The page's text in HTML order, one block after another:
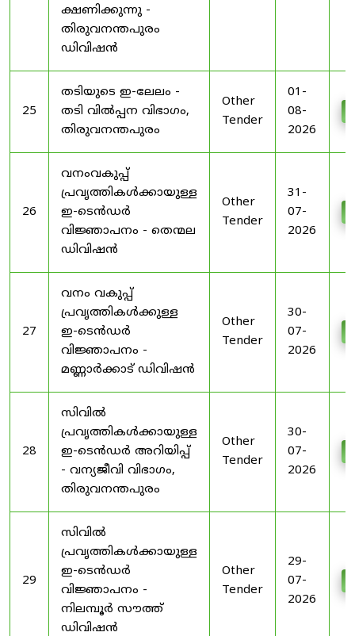
ക്ഷണിക്കുന്നു -
തിരുവനന്തപുരം
ഡിവിഷൻ
25
തടിയുടെ ഇ-ലേലം -
തടി വിൽപ്പന വിഭാഗം,
തിരുവനന്തപുരം
Other
Tender
01-
08-
2026
26
വനംവകുപ്പ്
പ്രവൃത്തികൾക്കായുള്ള
ഇ-ടെൻഡർ
വിജ്ഞാപനം - തെന്മല
ഡിവിഷൻ
Other
Tender
31-
07-
2026
27
വനം വകുപ്പ്
പ്രവൃത്തികൾക്കുള്ള
ഇ-ടെൻഡർ
വിജ്ഞാപനം -
മണ്ണാർക്കാട് ഡിവിഷൻ
Other
Tender
30-
07-
2026
28
സിവിൽ
പ്രവൃത്തികൾക്കായുള്ള
ഇ-ടെൻഡർ അറിയിപ്പ്
- വന്യജീവി വിഭാഗം,
തിരുവനന്തപുരം
Other
Tender
30-
07-
2026
29
സിവിൽ
പ്രവൃത്തികൾക്കായുള്ള
ഇ-ടെൻഡർ
വിജ്ഞാപനം -
നിലമ്പൂർ സൗത്ത്
ഡിവിഷൻ
Other
Tender
29-
07-
2026